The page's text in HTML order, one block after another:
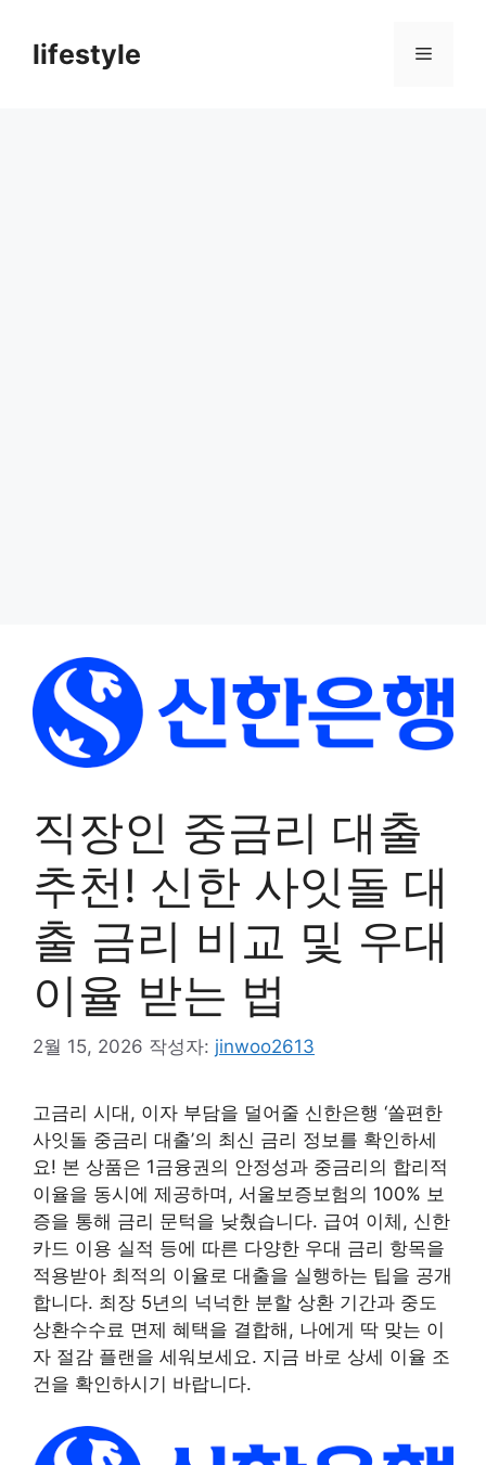
lifestyle 메
직장인 중금리 대출
추천! 신한 사잇돌 대
출 금리 비교 및 우대
이율 받는 법
2월 15, 2026 작성자: jinwoo2613
고금리 시대, 이자 부담을 덜어줄 신한은행 ‘쏠편한
사잇돌 중금리 대출’의 최신 금리 정보를 확인하세
요! 본 상품은 1금융권의 안정성과 중금리의 합리적
이율을 동시에 제공하며, 서울보증보험의 100% 보
증을 통해 금리 문턱을 낮췄습니다. 급여 이체, 신한
카드 이용 실적 등에 따른 다양한 우대 금리 항목을
적용받아 최적의 이율로 대출을 실행하는 팁을 공개
합니다. 최장 5년의 넉넉한 분할 상환 기간과 중도
상환수수료 면제 혜택을 결합해, 나에게 딱 맞는 이
자 절감 플랜을 세워보세요. 지금 바로 상세 이율 조
건을 확인하시기 바랍니다.